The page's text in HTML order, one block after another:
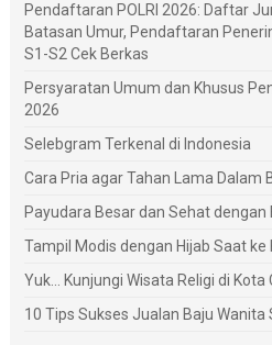
Pendaftaran POLRI 2026: Daftar
Batasan Umur, Pendaftaran
S1-S2 Cek Berkas
Persyaratan Umum dan Khusus
2026
Selebgram Terkenal di Indonesia
Cara Pria agar Tahan Lama Dalam
Payudara Besar dan Sehat dengan
Tampil Modis dengan Hijab Saat ke
Yuk... Kunjungi Wisata Religi di Kota
10 Tips Sukses Jualan Baju Wanita